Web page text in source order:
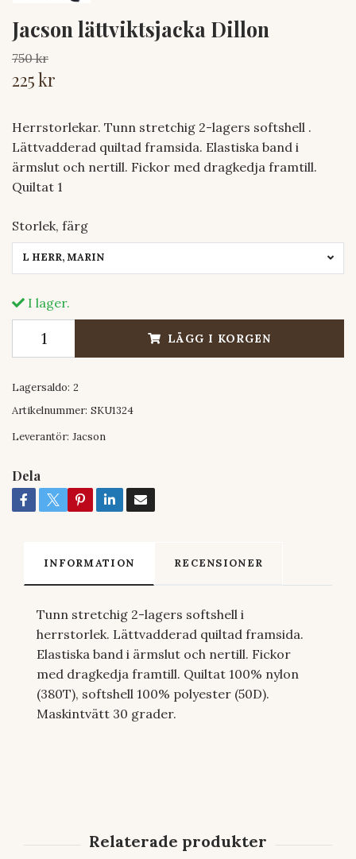
Jacson lättviktsjacka Dillon
750 kr
225 kr
Herrstorlekar. Tunn stretchig 2-lagers softshell .
Lättvadderad quiltad framsida. Elastiska band i
ärmslut och nertill. Fickor med dragkedja framtill.
Quiltat 1
Storlek, färg
L HERR, MARIN
I lager.
LÄGG I KORGEN
Lagersaldo: 2
Artikelnummer: SKU1324
Leverantör: Jacson
Dela
INFORMATION RECENSIONER
Tunn stretchig 2-lagers softshell i
herrstorlek. Lättvadderad quiltad framsida.
Elastiska band i ärmslut och nertill. Fickor
med dragkedja framtill. Quiltat 100% nylon
(380T), softshell 100% polyester (50D).
Maskintvätt 30 grader.